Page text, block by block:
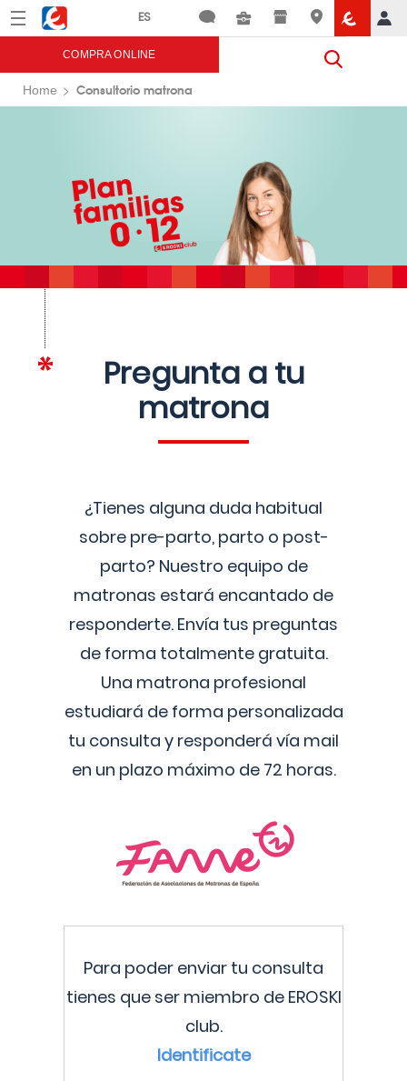
Menú Eroski
COMPRA ONLINE
Home Consultorio matrona
Pregunta a tu
matrona
¿Tienes alguna duda habitual
sobre pre-parto, parto o post-
parto? Nuestro equipo de
matronas estará encantado de
responderte. Envía tus preguntas
de forma totalmente gratuita.
Una matrona profesional
estudiará de forma personalizada
tu consulta y responderá vía mail
en un plazo máximo de 72 horas.
Para poder enviar tu consulta
tienes que ser miembro de EROSKI
club.
Identificate